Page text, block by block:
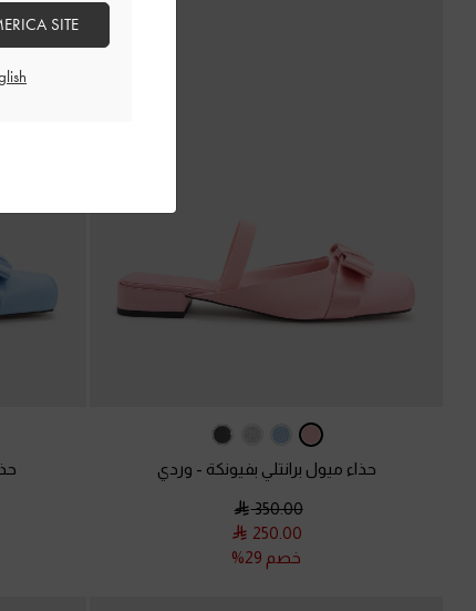
حذاء ميول برانتلي بفيونكة - وردي
350.00
250.00
خصم 29%
SITE